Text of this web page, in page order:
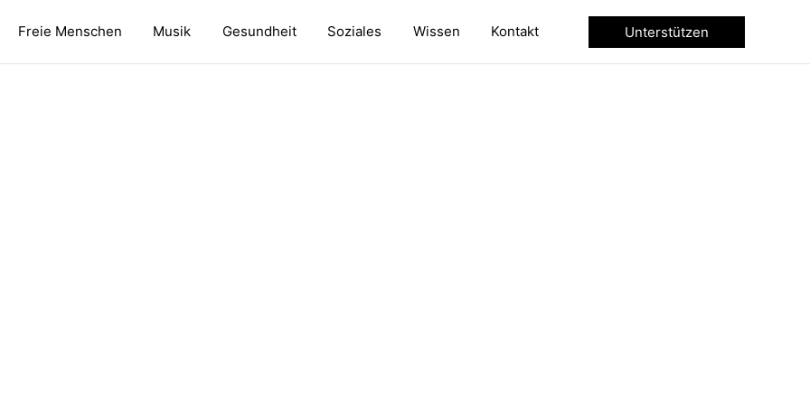
Freie Menschen Musik Gesundheit Soziales Wissen Kontakt Unterstützen